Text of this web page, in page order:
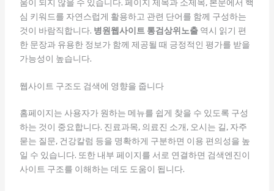
움이 되지 않을 수 있습니다. 페이지 제목과 소제목, 본문에서 핵
심 키워드를 자연스럽게 활용하고 관련 단어를 함께 구성하는
것이 바람직합니다. 병원웹사이트 통검상위노출역시 읽기 편
한 문장과 유용한 정보가 함께 제공될 때 긍정적인 평가를 받을
가능성이 높습니다.
웹사이트 구조도 검색에 영향을 줍니다
홈페이지는 사용자가 원하는 메뉴를 쉽게 찾을 수 있도록 구성
하는 것이 중요합니다. 진료과목, 의료진 소개, 오시는 길, 자주
묻는 질문, 건강칼럼 등을 명확하게 구분하면 이용 편의성을 높
일 수 있습니다. 또한 내부 페이지를 서로 연결하면 검색엔진이
사이트 구조를 이해하는 데도 도움이 됩니다.